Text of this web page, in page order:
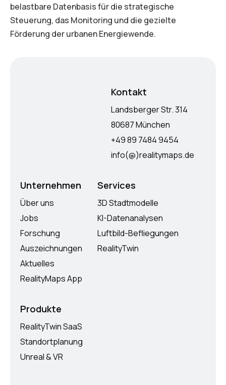
belastbare Datenbasis für die strategische
Steuerung, das Monitoring und die gezielte
Förderung der urbanen Energiewende.
Kontakt
Landsberger Str. 314
80687 München
+49 89 7484 9454
info(@)realitymaps.de
Unternehmen
Über uns
Jobs
Forschung
Auszeichnungen
Aktuelles
RealityMaps App
Services
3D Stadtmodelle
KI-Datenanalysen
Luftbild-Befliegungen
RealityTwin
Produkte
RealityTwin SaaS
Standortplanung
Unreal & VR